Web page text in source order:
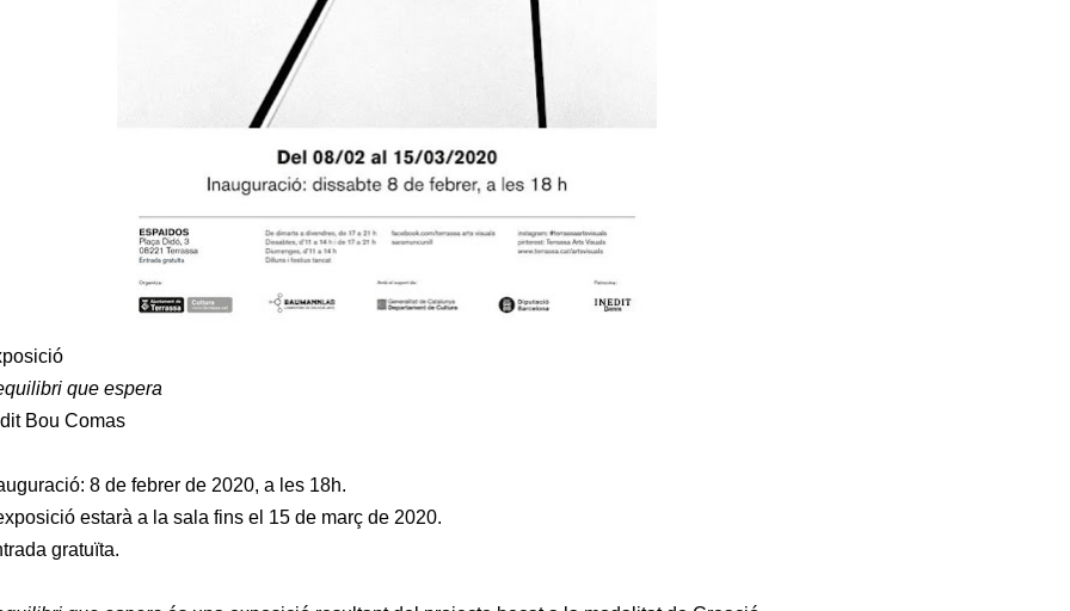
que espera
Bou Comas
8 de febrer de 2020, a les 18h.
estarà a la sala fins el 15 de març de 2020.
gratuïta.